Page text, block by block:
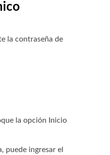
la contraseña de
la opción Inicio
puede ingresar el